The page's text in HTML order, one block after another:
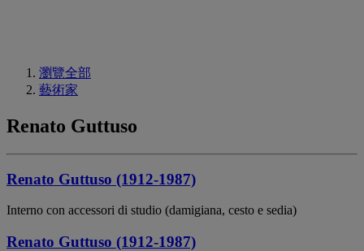
瀏覽全部
藝術家
Renato Guttuso
Renato Guttuso (1912-1987)
Interno con accessori di studio (damigiana, cesto e sedia)
Renato Guttuso (1912-1987)